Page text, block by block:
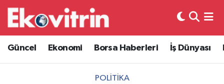
Güncel Ekonomi Borsa Haberleri İş Dünyası
POLITIKA
Güncel
Ekonomi
Hava Durumu
Trafik Durumu